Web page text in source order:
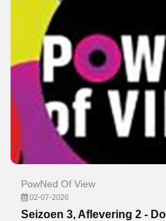
PowNed Of View
02-07-2026
Seizoen 3, Aflevering 2 -